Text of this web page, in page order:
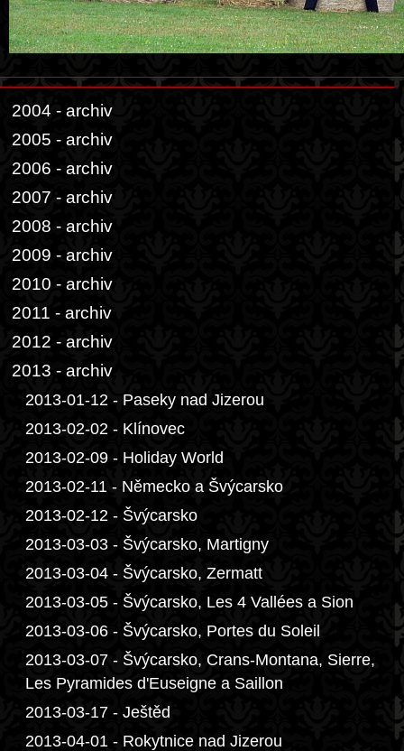
2004 - archiv
2005 - archiv
2006 - archiv
2007 - archiv
2008 - archiv
2009 - archiv
2010 - archiv
2011 - archiv
2012 - archiv
2013 - archiv
2013-01-12 - Paseky nad Jizerou
2013-02-02 - Klínovec
2013-02-09 - Holiday World
2013-02-11 - Německo a Švýcarsko
2013-02-12 - Švýcarsko
2013-03-03 - Švýcarsko, Martigny
2013-03-04 - Švýcarsko, Zermatt
2013-03-05 - Švýcarsko, Les 4 Vallées a Sion
2013-03-06 - Švýcarsko, Portes du Soleil
2013-03-07 - Švýcarsko, Crans-Montana, Sierre,
Les Pyramides d'Euseigne a Saillon
2013-03-17 - Ještěd
2013-04-01 - Rokytnice nad Jizerou